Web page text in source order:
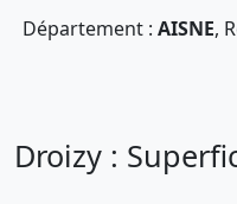
Département : AISNE,
Droizy :